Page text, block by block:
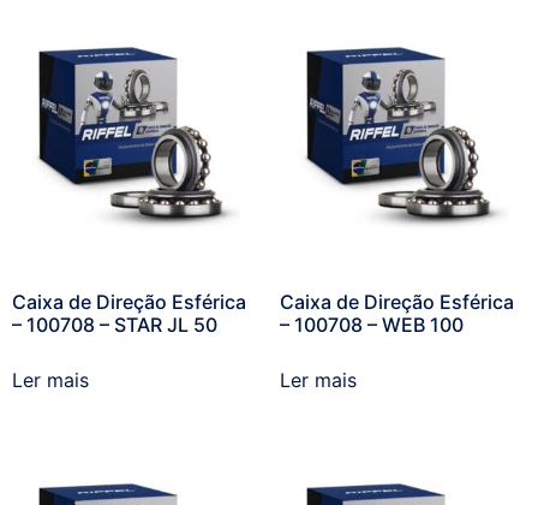
Caixa de Direção Esférica
– 100708 – STAR JL 50
Ler mais
Caixa de Direção Esférica
– 100708 – WEB 100
Ler mais